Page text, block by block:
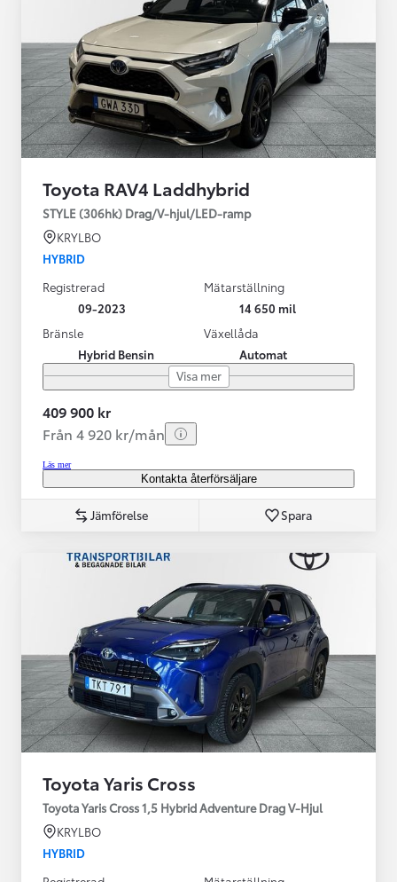
Toyota RAV4 Laddhybrid
STYLE (306hk) Drag/V-hjul/LED-ramp
KRYLBO
HYBRID
Registrerad
09-2023
Mätarställning
14 650 mil
Bränsle
Hybrid Bensin
Växellåda
Automat
Visa mer
409 900 kr
Från 4 920 kr/mån
Läs mer
Kontakta återförsäljare
Jämförelse Spara
Toyota Yaris Cross
Toyota Yaris Cross 1,5 Hybrid Adventure Drag V-Hjul
KRYLBO
HYBRID